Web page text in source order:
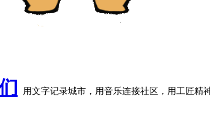
用文字记录城市，用音乐连接社区，用工匠精